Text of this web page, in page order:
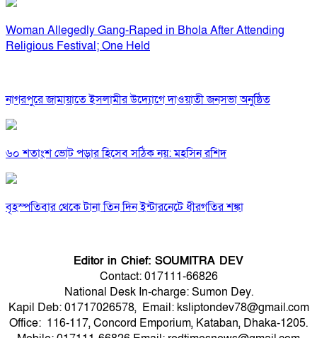
Woman Allegedly Gang-Raped in Bhola After Attending
Religious Festival; One Held
নাগরপুরে জামায়াতে ইসলামীর উদ্যোগে দাওয়াতী জনসভা অনুষ্ঠিত
৬০ শতাংশ ভোট পড়ার হিসেব সঠিক নয়: মহসিন রশিদ
বৃহস্পতিবার থেকে টানা তিন দিন ইন্টারনেটে ধীরগতির শঙ্কা
Editor in Chief: SOUMITRA DEV
Contact: 017111-66826
National Desk In-charge: Sumon Dey.
Kapil Deb: 01717026578, Email: ksliptondev78@gmail.com
Office: 116-117, Concord Emporium, Kataban, Dhaka-1205.